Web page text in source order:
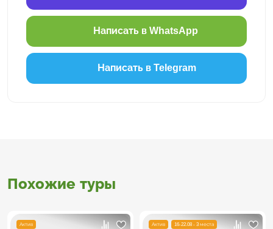
Написать в WhatsApp
Написать в Telegram
Похожие туры
Актив Актив 16-22.08 - 3 места